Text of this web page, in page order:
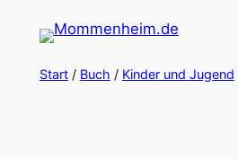
Inhalt
springen
Start/ Buch / Kinder und Jugend